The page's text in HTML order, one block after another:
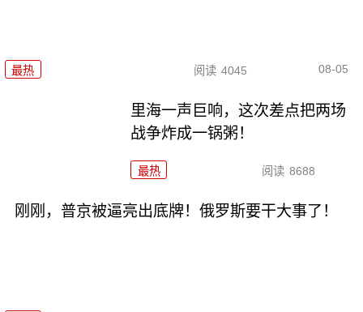
最热 阅读 4045 08-05
里海一声巨响，这次差点把两场
战争炸成一锅粥！
最热 阅读 8688
刚刚，普京被逼亮出底牌！俄罗斯要干大事了！